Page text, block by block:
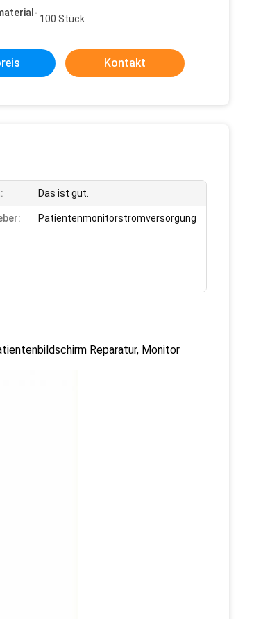
100 Stück
Kontakt
Das ist gut.
Patientenmonitorstromversorgung
Reparatur, Monitor